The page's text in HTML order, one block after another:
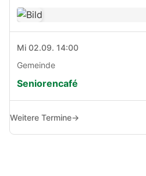
Mi 02.09. 14:00
Gemeinde
Seniorencafé
Weitere Termine→